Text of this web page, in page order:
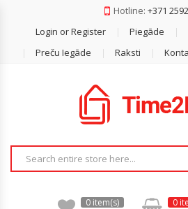
Dakstiņš
Bezazbesta Šīferis
Gāzbetona Bloki
Mūrjava / Bloku Līmes
Pārsedzes
Reģipsis
Profilu Stiprinājumi
Reģipša Profili
Stūri, Šinas, Vadula
Akmens Vate
Ekstrudētais Putuplasts
Fasādes Vate
Armatūra
Betonēšanas Piederumi (distanceri,
Vadulas U.c)
Durelis
Finiera Saplāksnis
Difūzijas Membrānas
Pretvēja Plēves
Savienošanas Lentas
Hotline: +371
Login or Register
Piegāde
Preču Iegāde
Raksti
0 item(s)
0